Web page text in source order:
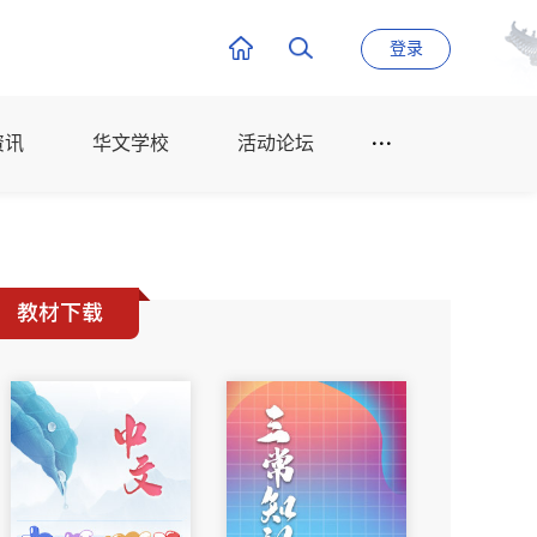
登录
讯 华文学校 活动论坛